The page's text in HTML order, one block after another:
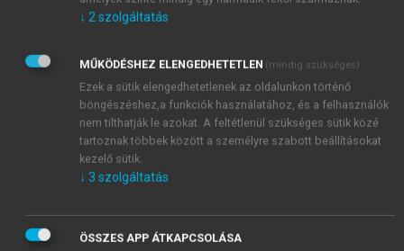
TARTALOMJEGYZÉK
↓ 2szolgáltatás
MŰKÖDÉSHEZ ELENGEDHETETLEN (mindig szükséges)
Ezek a sütik elengedhetetlenek az oldalunkon történő
böngészéshez,a funkciók használatához, és a felhasználók
nem tilthatják le azokat. A feltétlenül szükséges sütik közé
tartoznak többek között a személyre szabott beállításokat
kezelő sütik.
↓ 3 szolgáltatás
ÖSSZES APP ÁTKAPCSOLÁSA